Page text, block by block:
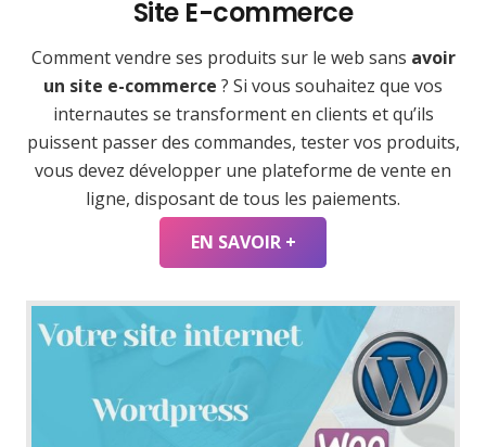
Site E-commerce
Comment vendre ses produits sur le web sans avoir
un site e-commerce ? Si vous souhaitez que vos
internautes se transforment en clients et qu’ils
puissent passer des commandes, tester vos produits,
vous devez développer une plateforme de vente en
ligne, disposant de tous les paiements.
EN SAVOIR +